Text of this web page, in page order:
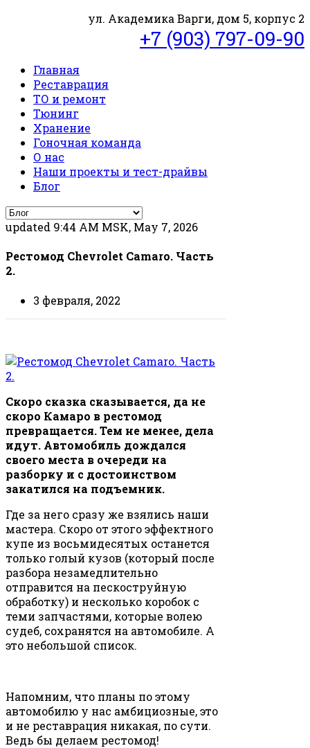
ул. Академика Варги, дом 5, корпус 2
+7 (903) 797-09-90
Главная
Реставрация
ТО и ремонт
Тюнинг
Хранение
Гоночная команда
О нас
Наши проекты и тест-драйвы
Блог
updated 9:44 AM MSK, May 7, 2026
Рестомод Chevrolet Camaro. Часть
2.
3 февраля, 2022
Скоро сказка сказывается, да не
скоро Камаро в рестомод
превращается. Тем не менее, дела
идут. Автомобиль дождался
своего места в очереди на
разборку и с достоинством
закатился на подъемник.
Где за него сразу же взялись наши
мастера. Скоро от этого эффектного
купе из восьмидесятых останется
только голый кузов (который после
разбора незамедлительно
отправится на пескоструйную
обработку) и несколько коробок с
теми запчастями, которые волею
судеб, сохранятся на автомобиле. А
это небольшой список.
Напомним, что планы по этому
автомобилю у нас амбициозные, это
и не реставрация никакая, по сути.
Ведь бы делаем рестомод!